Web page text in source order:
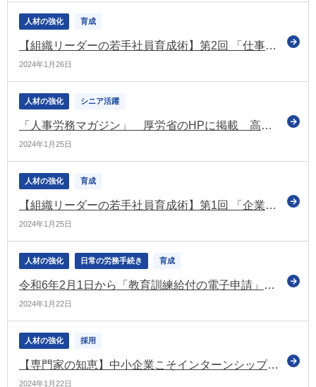
人材の強化 育成
【組織リーダーの若手社員育成術】第2回 「仕事の意義」の伝え方
2024年1月26日
人材の強化 シニア活躍
「人事労務マガジン」 厚労省のHPに掲載 高年齢者の雇用に関するイベントのアーカイブ配信などの情報を紹介
2024年1月25日
人材の強化 育成
【組織リーダーの若手社員育成術】第1回 「企業倫理」の伝え方
2024年1月25日
人材の強化 日常の労務手続き 育成
令和6年2月1日から「教育訓練給付の電子申請」が誰でも可能になります！
2024年1月22日
人材の強化 採用
【専門家の知恵】中小企業こそインターンシップ制度を取り入れるべき！？そのメリットと注意点
2024年1月22日